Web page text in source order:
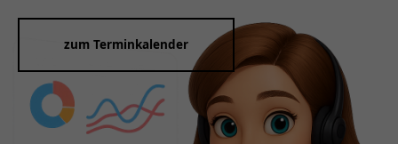
zum Terminkalender